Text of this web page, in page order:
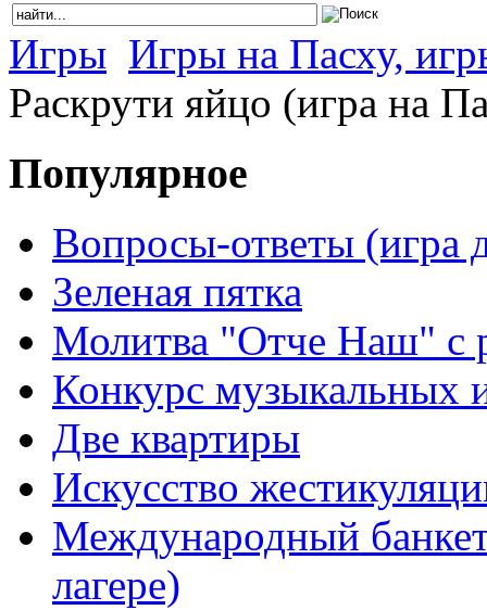
Игры Игры на Пасху,
Раскрути яйцо (игра на
Популярное
Вопросы-ответы (игра
Зеленая пятка
Молитва "Отче Наш" с
Конкурс музыкальных
Две квартиры
Искусство
Международный
лагере)